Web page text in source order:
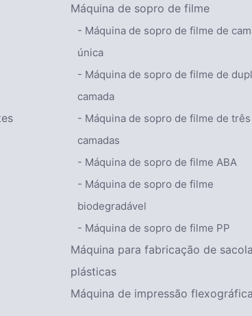
Máquina de sopro de filme
- Máquina de sopro de filme de
única
- Máquina de sopro de filme de
camada
- Máquina de sopro de filme de três
camadas
- Máquina de sopro de filme ABA
- Máquina de sopro de filme
biodegradável
- Máquina de sopro de filme PP
Máquina para fabricação de
plásticas
Máquina de impressão flexográfica